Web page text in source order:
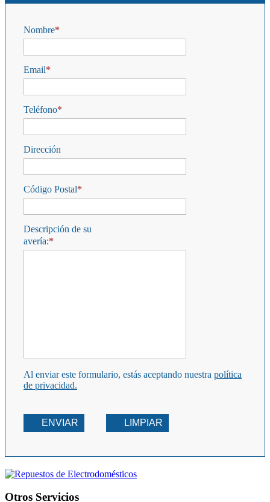
Nombre
Email
Teléfono
Dirección
Código Postal
Descripción de su
avería:
Al enviar este formulario, estás aceptando nuestra política
de privacidad.
ENVIAR LIMPIAR
Otros Servicios